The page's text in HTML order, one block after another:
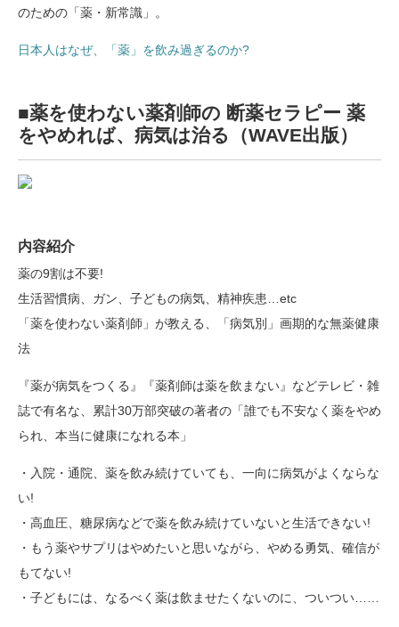
のための「薬・新常識」。
日本人はなぜ、「薬」を飲み過ぎるのか?
■薬を使わない薬剤師の 断薬セラピー 薬
をやめれば、病気は治る（WAVE出版）
内容紹介
薬の9割は不要!
生活習慣病、ガン、子どもの病気、精神疾患…etc
「薬を使わない薬剤師」が教える、「病気別」画期的な無薬健康
法
『薬が病気をつくる』『薬剤師は薬を飲まない』などテレビ・雑
誌で有名な、累計30万部突破の著者の「誰でも不安なく薬をやめ
られ、本当に健康になれる本」
・入院・通院、薬を飲み続けていても、一向に病気がよくならな
い!
・高血圧、糖尿病などで薬を飲み続けていないと生活できない!
・もう薬やサプリはやめたいと思いながら、やめる勇気、確信が
もてない!
・子どもには、なるべく薬は飲ませたくないのに、ついつい……